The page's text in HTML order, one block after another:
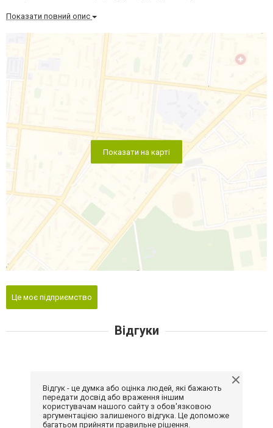
Показати повний опис
Показати на карті
Це моє підприємство
Відгуки
Відгук - це думка або оцінка людей, які бажають
передати досвід або враження іншим
користувачам нашого сайту з обов'язковою
аргументацією залишеного відгука. Це допоможе
багатьом прийняти правильне рішення.